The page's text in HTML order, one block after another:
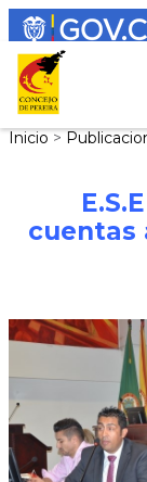
Inicio >
cuentas